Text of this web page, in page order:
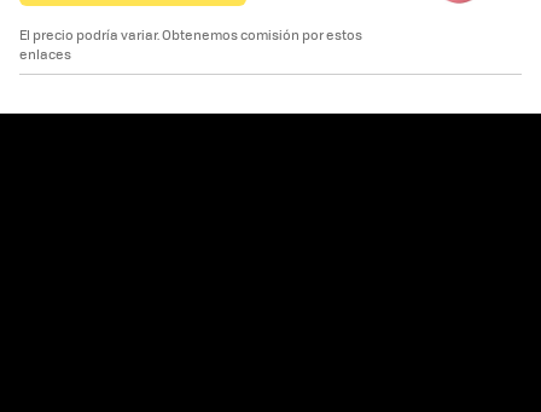
El precio podría variar. Obtenemos comisión por estos
enlaces